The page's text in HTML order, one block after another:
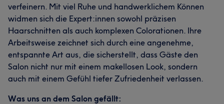
verfeinern. Mit viel Ruhe und handwerklichem Können
widmen sich die Expert:innen sowohl präzisen
Haarschnitten als auch komplexen Colorationen. Ihre
Arbeitsweise zeichnet sich durch eine angenehme,
entspannte Art aus, die sicherstellt, dass Gäste den
Salon nicht nur mit einem makellosen Look, sondern
auch mit einem Gefühl tiefer Zufriedenheit verlassen.
Was uns an dem Salon gefällt: